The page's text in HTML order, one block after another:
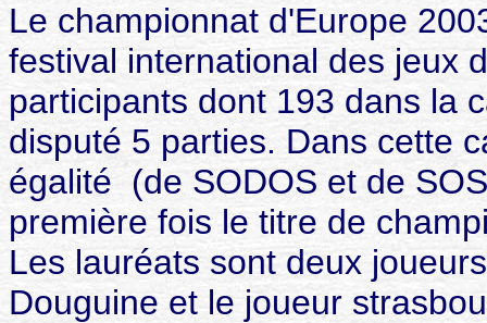
Le championnat d'Europe
festival international des jeux
participants dont 193 dans la
disputé 5 parties. Dans cette
égalité (de SODOS et de
première fois le titre de
Les lauréats sont deux
Douguine et le joueur